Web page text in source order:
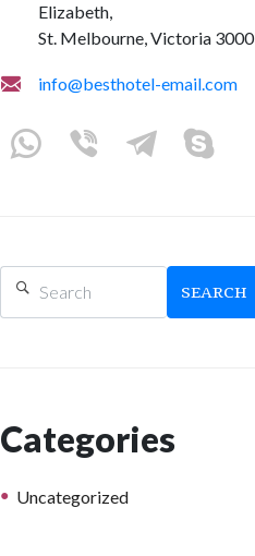
Elizabeth,
St. Melbourne, Victoria 3000
info@besthotel-email.com
SEARCH
Categories
Uncategorized